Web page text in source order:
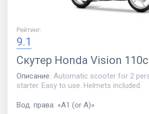
Рейтинг:
9.1
Скутер Honda Vision
Описание: Automatic scooter for 2
starter. Easy to use. Helmets included.
Вод. права: «A1 (or A)»